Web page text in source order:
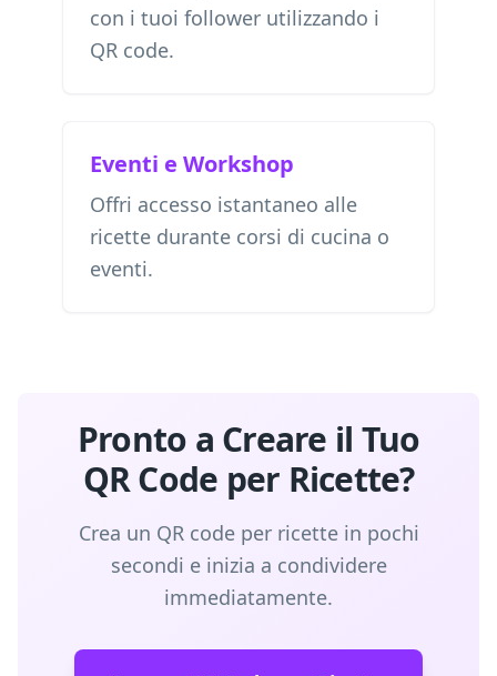
con i tuoi follower utilizzando i
QR code.
Eventi e Workshop
Offri accesso istantaneo alle
ricette durante corsi di cucina o
eventi.
Pronto a Creare il Tuo
QR Code per Ricette?
Crea un QR code per ricette in pochi
secondi e inizia a condividere
immediatamente.